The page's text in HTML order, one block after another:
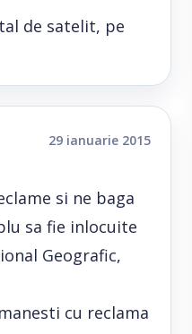
de satelit, pe
29 ianuarie 2015
si ne baga
sa fie inlocuite
Geografic,
cu reclama